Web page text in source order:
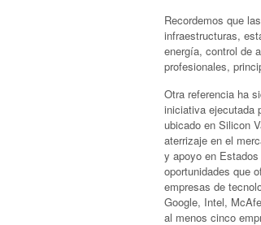
Recordemos que
infraestructuras,
energía, control de
profesionales,
Otra referencia ha
iniciativa ejecutada
ubicado en Silicon
aterrizaje en el
y apoyo en
oportunidades que
empresas de
Google, Intel,
al menos cinco